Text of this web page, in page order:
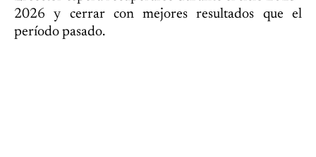
2026 y cerrar con mejores resultados que el
período pasado.